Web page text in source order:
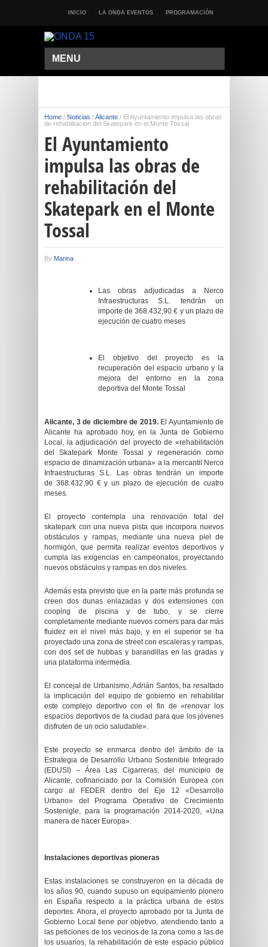
INICIO LA ONDA EVENTOS PROGRAMACIÓN
MENU
Home / Noticias /Alicante / El Ayuntamiento impulsa las obras
de rehabilitación del Skatepark en el Monte Tossal
El Ayuntamiento
impulsa las obras de
rehabilitación del
Skatepark en el Monte
Tossal
By Marina
Las obras adjudicadas a Nerco
Infraestructuras S.L. tendrán un
importe de 368.432,90 € y un plazo de
ejecución de cuatro meses
El objetivo del proyecto es la
recuperación del espacio urbano y la
mejora del entorno en la zona
deportiva del Monte Tossal
Alicante, 3 de diciembre de 2019. El Ayuntamiento de
Alicante ha aprobado hoy, en la Junta de Gobierno
Local, la adjudicación del proyecto de «rehabilitación
del Skatepark Monte Tossal y regeneración como
espacio de dinamización urbana» a la mercantil Nerco
Infraestructuras S.L. Las obras tendrán un importe
de 368.432,90 € y un plazo de ejecución de cuatro
meses.
El proyecto contempla una renovación total del
skatepark con una nueva pista que incorpora nuevos
obstáculos y rampas, mediante una nueva piel de
hormigón, que permita realizar eventos deportivos y
cumpla las exigencias en campeonatos, proyectando
nuevos obstáculos y rampas en dos niveles.
Además esta previsto que en la parte más profunda se
creen dos dunas enlazadas y dos extensiones con
cooping de piscina y de tubo, y se cierre
completamente mediante nuevos corners para dar más
fluidez en el nivel más bajo, y en el superior se ha
proyectado una zona de street con escaleras y rampas,
con dos set de hubbas y barandillas en las gradas y
una plataforma intermedia.
El concejal de Urbanismo, Adrián Santos, ha resaltado
la implicación del equipo de gobierno en rehabilitar
este complejo deportivo con el fin de «renovar los
espacios deportivos de la ciudad para que los jóvenes
disfruten de un ocio saludable».
Este proyecto se enmarca dentro del ámbito de la
Estrategia de Desarrollo Urbano Sostenible Integrado
(EDUSI) – Área Las Cigarreras, del municipio de
Alicante, cofinanciado por la Comisión Europea con
cargo al FEDER dentro del Eje 12 «Desarrollo
Urbano» del Programa Operativo de Crecimiento
Sostenigle, para la programación 2014-2020, «Una
manera de hacer Europa».
Instalaciones deportivas pioneras
Estas instalaciones se construyeron en la década de
los años 90, cuando supuso un equipamiento pionero
en España respecto a la práctica urbana de estos
deportes. Ahora, el proyecto aprobado por la Junta de
Gobierno Local tiene por objetivo, atendiendo tanto a
las peticiones de los vecinos de la zona como a las de
los usuarios, la rehabilitación de este espacio público